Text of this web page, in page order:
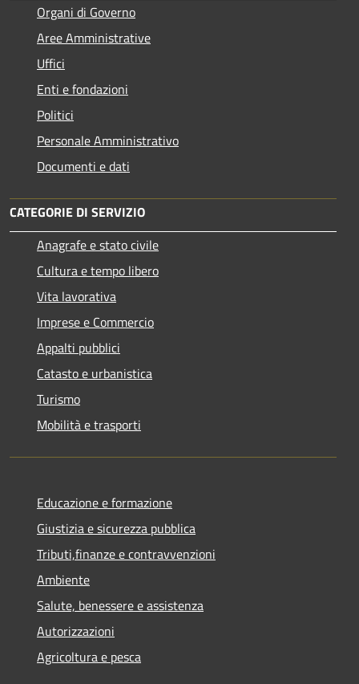
Organi di Governo
Aree Amministrative
Uffici
Enti e fondazioni
Politici
Personale Amministrativo
Documenti e dati
CATEGORIE DI SERVIZIO
Anagrafe e stato civile
Cultura e tempo libero
Vita lavorativa
Imprese e Commercio
Appalti pubblici
Catasto e urbanistica
Turismo
Mobilità e trasporti
Educazione e formazione
Giustizia e sicurezza pubblica
Tributi,finanze e contravvenzioni
Ambiente
Salute, benessere e assistenza
Autorizzazioni
Agricoltura e pesca